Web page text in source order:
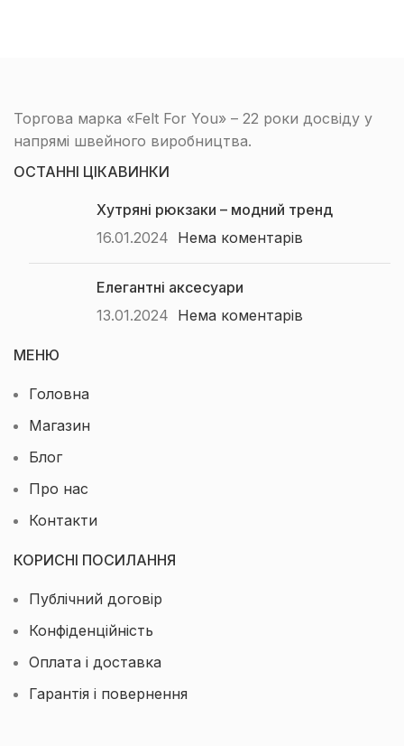
Торгова марка «Felt For You» – 22 роки досвіду у
напрямі швейного виробництва.
ОСТАННІ ЦІКАВИНКИ
Хутряні рюкзаки – модний тренд
16.01.2024 Нема коментарів
Елегантні аксесуари
13.01.2024 Нема коментарів
МЕНЮ
Головна
Магазин
Блог
Про нас
Контакти
КОРИСНІ ПОСИЛАННЯ
Публічний договір
Конфіденційність
Оплата і доставка
Гарантія і повернення